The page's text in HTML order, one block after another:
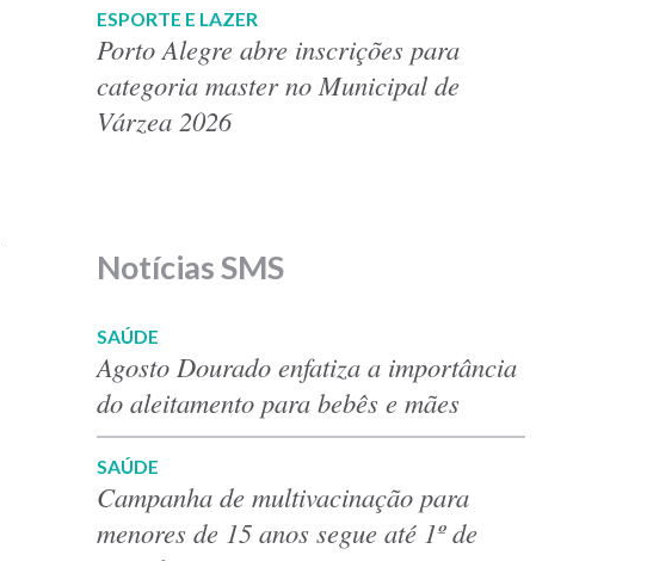
ESPORTE E LAZER
Porto Alegre abre inscrições para
categoria master no Municipal de
Várzea 2026
Notícias SMS
SAÚDE
Agosto Dourado enfatiza a importância
do aleitamento para bebês e mães
SAÚDE
Campanha de multivacinação para
menores de 15 anos segue até 1º de